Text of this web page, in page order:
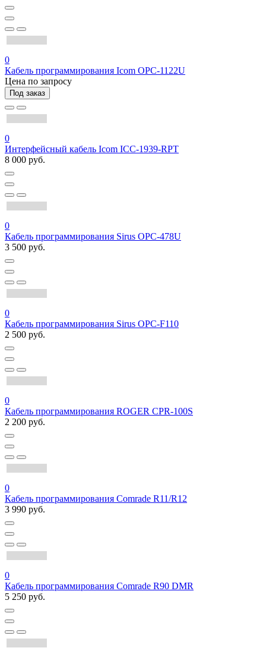
0
Кабель программирования Icom OPC-1122U
Цена по запросу
Под заказ
0
Интерфейсный кабель Icom ICC-1939-RPT
8 000 руб.
0
Кабель программирования Sirus OPC-478U
3 500 руб.
0
Кабель программирования Sirus OPC-F110
2 500 руб.
0
Кабель программирования ROGER CPR-100S
2 200 руб.
0
Кабель программирования Comrade R11/R12
3 990 руб.
0
Кабель программирования Comrade R90 DMR
5 250 руб.